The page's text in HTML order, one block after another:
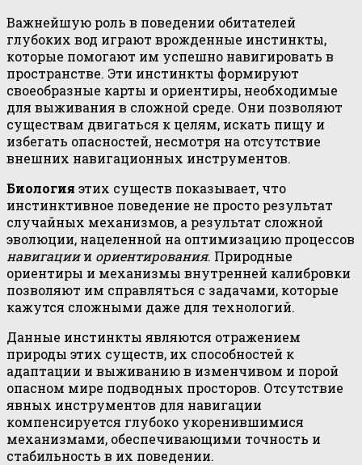
Важнейшую роль в поведении обитателей
глубоких вод играют врожденные инстинкты,
которые помогают им успешно навигировать в
пространстве. Эти инстинкты формируют
своеобразные карты и ориентиры, необходимые
для выживания в сложной среде. Они позволяют
существам двигаться к целям, искать пищу и
избегать опасностей, несмотря на отсутствие
внешних навигационных инструментов.
Биология этих существ показывает, что
инстинктивное поведение не просто результат
случайных механизмов, а результат сложной
эволюции, нацеленной на оптимизацию процессов
навигациии ориентирования. Природные
ориентиры и механизмы внутренней калибровки
позволяют им справляться с задачами, которые
кажутся сложными даже для технологий.
Данные инстинкты являются отражением
природы этих существ, их способностей к
адаптации и выживанию в изменчивом и порой
опасном мире подводных просторов. Отсутствие
явных инструментов для навигации
компенсируется глубоко укоренившимися
механизмами, обеспечивающими точность и
стабильность в их поведении.